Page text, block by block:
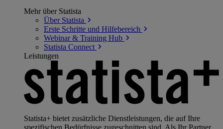
Mehr über Statista
Über Statista
Erste Schritte und Hilfebereich
Webinar & Training Hub
Statista Connect
Leistungen
Statista+ bietet zusätzliche Dienstleistungen, die auf Ihre
spezifischen Bedürfnisse zugeschnitten sind. Als Ihr Partner